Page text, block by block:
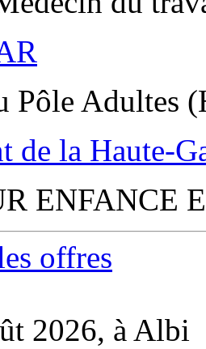
Pôle Adultes
de la Haute-
ENFANCE
offres
2026, à Albi